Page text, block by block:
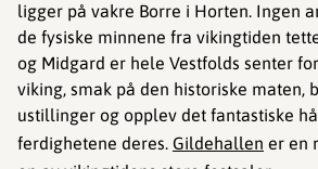
ligger på vakre Borre i Horten. Ingen
de fysiske minnene fra vikingtiden
og Midgard er hele Vestfolds senter
viking, smak på den historiske maten,
ustillinger og opplev det fantastiske
ferdighetene deres. Gildehallen er en